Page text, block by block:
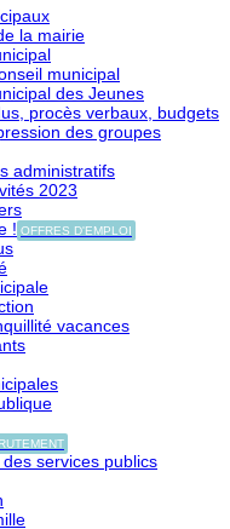
la mairie
municipal
des Jeunes
procès verbaux, budgets
des groupes
administratifs
2023
! OFFRES D'EMPLOI
vacances
services publics